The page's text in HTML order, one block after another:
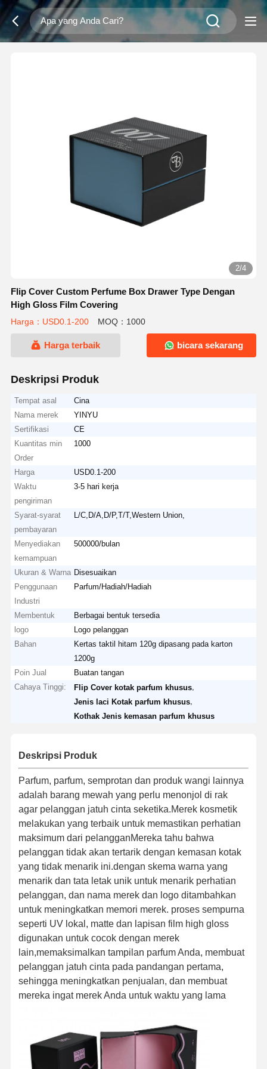
2/4
Flip Cover Custom Perfume Box Drawer Type Dengan
High Gloss Film Covering
Harga：USD0.1-200 MOQ：1000
Harga terbaik bicara sekarang
Deskripsi Produk
Tempat asal
Cina
Nama merek
YINYU
Sertifikasi
CE
Kuantitas min
Order
1000
Harga
USD0.1-200
Waktu
pengiriman
3-5 hari kerja
Syarat-syarat
pembayaran
L/C,D/A,D/P,T/T,Western Union,
Menyediakan
kemampuan
500000/bulan
Ukuran & Warna Disesuaikan
Penggunaan
Industri
Parfum/Hadiah/Hadiah
Membentuk
Berbagai bentuk tersedia
logo
Logo pelanggan
Bahan
Kertas taktil hitam 120g dipasang pada karton
1200g
Poin Jual
Buatan tangan
Cahaya Tinggi:
Flip Cover kotak parfum khusus
Jenis laci Kotak parfum khusus
Kothak Jenis kemasan parfum khusus
Deskripsi Produk
Parfum, parfum, semprotan dan produk wangi lainnya
adalah barang mewah yang perlu menonjol di rak
agar pelanggan jatuh cinta seketika.Merek kosmetik
melakukan yang terbaik untuk memastikan perhatian
maksimum dari pelangganMereka tahu bahwa
pelanggan tidak akan tertarik dengan kemasan kotak
yang tidak menarik ini.dengan skema warna yang
menarik dan tata letak unik untuk menarik perhatian
pelanggan, dan nama merek dan logo ditambahkan
untuk meningkatkan memori merek. proses sempurna
seperti UV lokal, matte dan lapisan film high gloss
digunakan untuk cocok dengan merek
lain,memaksimalkan tampilan parfum Anda, membuat
pelanggan jatuh cinta pada pandangan pertama,
sehingga meningkatkan penjualan, dan membuat
mereka ingat merek Anda untuk waktu yang lama